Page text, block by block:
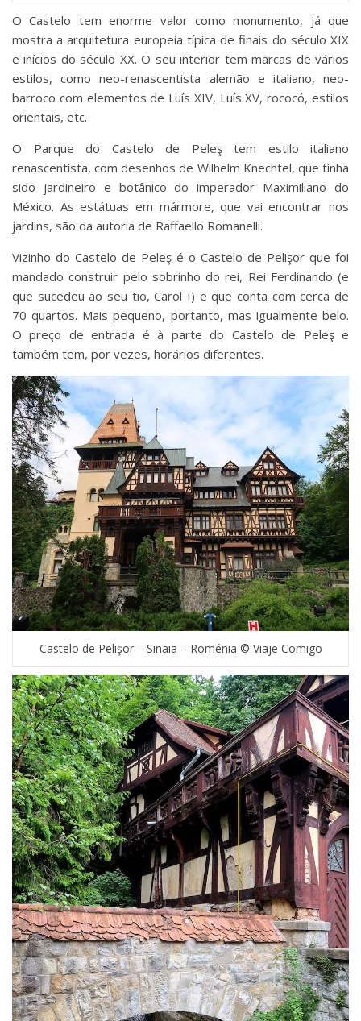
O Castelo tem enorme valor como monumento, já que
mostra a arquitetura europeia típica de finais do século XIX
e inícios do século XX. O seu interior tem marcas de vários
estilos, como neo-renascentista alemão e italiano, neo-
barroco com elementos de Luís XIV, Luís XV, rococó, estilos
orientais, etc.
O Parque do Castelo de Peleş tem estilo italiano
renascentista, com desenhos de Wilhelm Knechtel, que tinha
sido jardineiro e botânico do imperador Maximiliano do
México. As estátuas em mármore, que vai encontrar nos
jardins, são da autoria de Raffaello Romanelli.
Vizinho do Castelo de Peleş é o Castelo de Pelişor que foi
mandado construir pelo sobrinho do rei, Rei Ferdinando (e
que sucedeu ao seu tio, Carol I) e que conta com cerca de
70 quartos. Mais pequeno, portanto, mas igualmente belo.
O preço de entrada é à parte do Castelo de Peleş e
também tem, por vezes, horários diferentes.
Castelo de Pelişor – Sinaia – Roménia © Viaje Comigo